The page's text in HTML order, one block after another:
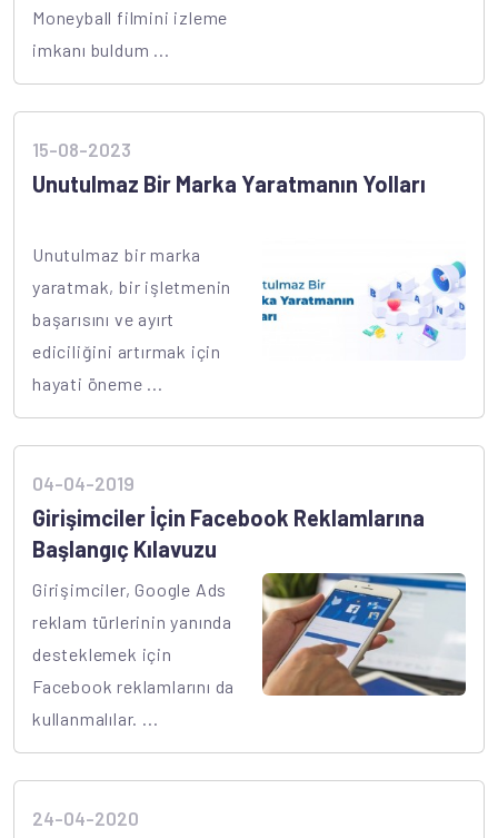
Moneyball filmini izleme
imkanı buldum ...
15-08-2023
Unutulmaz Bir Marka Yaratmanın Yolları
Unutulmaz bir marka
yaratmak, bir işletmenin
başarısını ve ayırt
ediciliğini artırmak için
hayati öneme ...
04-04-2019
Girişimciler İçin Facebook Reklamlarına
Başlangıç ​​Kılavuzu
Girişimciler, Google Ads
reklam türlerinin yanında
desteklemek için
Facebook reklamlarını da
kullanmalılar. ...
24-04-2020